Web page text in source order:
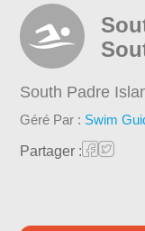
South Padre
Géré Par : Swim
Partager :